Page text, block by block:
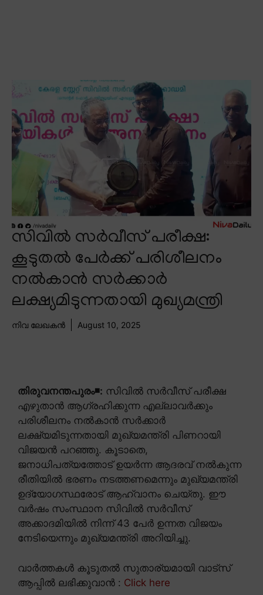
സിവിൽ സർവീസ് പരീക്ഷ:
കൂടുതൽ പേർക്ക് പരിശീലനം
നൽകാൻ സർക്കാർ
ലക്ഷ്യമിടുന്നതായി മുഖ്യമന്ത്രി
നിവ ലേഖകൻ August 10, 2025
തിരുവനന്തപുരം◾: സിവിൽ സർവീസ് പരീക്ഷ
എഴുതാൻ ആഗ്രഹിക്കുന്ന എല്ലാവർക്കും
പരിശീലനം നൽകാൻ സർക്കാർ
ലക്ഷ്യമിടുന്നതായി മുഖ്യമന്ത്രി പിണറായി
വിജയൻ പറഞ്ഞു. കൂടാതെ,
ജനാധിപത്യത്തോട് ഉയർന്ന ആദരവ് നൽകുന്ന
രീതിയിൽ ഭരണം നടത്തണമെന്നും മുഖ്യമന്ത്രി
ഉദ്യോഗസ്ഥരോട് ആഹ്വാനം ചെയ്തു. ഈ
വർഷം സംസ്ഥാന സിവിൽ സർവീസ്
അക്കാദമിയിൽ നിന്ന് 43 പേർ ഉന്നത വിജയം
നേടിയെന്നും മുഖ്യമന്ത്രി അറിയിച്ചു.
വാർത്തകൾ കൂടുതൽ സുതാര്യമായി വാട്സ്
ആപ്പിൽ ലഭിക്കുവാൻ : Click here